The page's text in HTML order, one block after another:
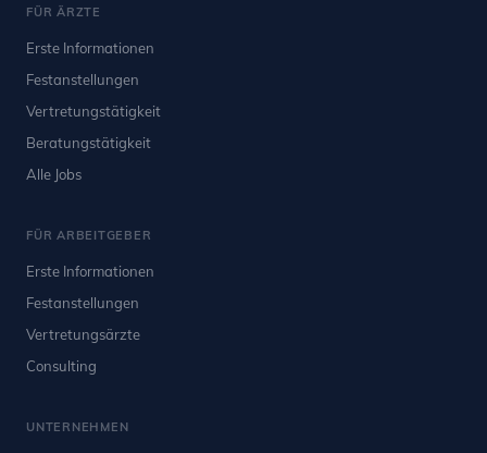
FÜR ÄRZTE
Erste Informationen
Festanstellungen
Vertretungstätigkeit
Beratungstätigkeit
Alle Jobs
FÜR ARBEITGEBER
Erste Informationen
Festanstellungen
Vertretungsärzte
Consulting
UNTERNEHMEN